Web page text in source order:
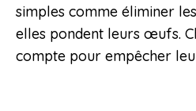
simples comme éliminer
elles pondent leurs œufs.
compte pour empêcher